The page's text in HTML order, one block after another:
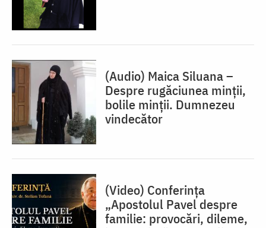
(Audio) Maica Siluana –
Despre rugăciunea minții,
bolile minții. Dumnezeu
vindecător
(Video) Conferința
„Apostolul Pavel despre
familie: provocări, dileme,